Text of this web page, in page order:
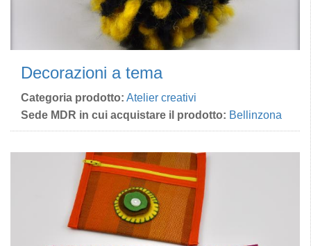
Decorazioni a tema
Categoria prodotto: Atelier creativi
Sede MDR in cui acquistare il prodotto: Bellinzona